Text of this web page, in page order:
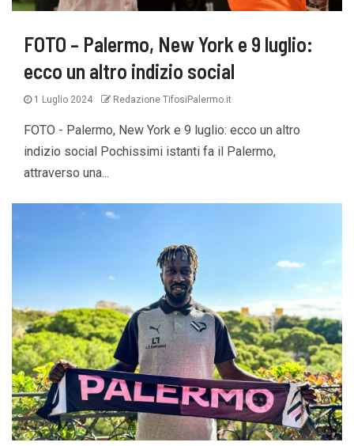
FOTO – Palermo, New York e 9 luglio:
ecco un altro indizio social
1 Luglio 2024 Redazione TifosiPalermo.it
FOTO - Palermo, New York e 9 luglio: ecco un altro
indizio social Pochissimi istanti fa il Palermo,
attraverso una...